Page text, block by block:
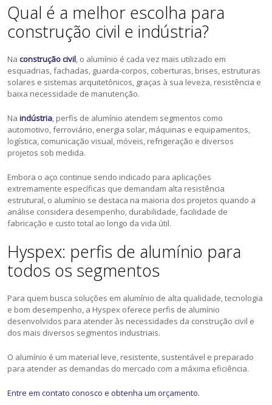
Qual é a melhor escolha para
construção civil e indústria?
Naconstrução civil , o alumínio é cada vez mais utilizado em
esquadrias, fachadas, guarda-corpos, coberturas, brises, estruturas
solares e sistemas arquitetônicos, graças à sua leveza, resistência e
baixa necessidade de manutenção.
Naindústria , perfis de alumínio atendem segmentos como
automotivo, ferroviário, energia solar, máquinas e equipamentos,
logística, comunicação visual, móveis, refrigeração e diversos
projetos sob medida.
Embora o aço continue sendo indicado para aplicações
extremamente específicas que demandam alta resistência
estrutural, o alumínio se destaca na maioria dos projetos quando a
análise considera desempenho, durabilidade, facilidade de
fabricação e custo total ao longo da vida útil.
Hyspex: perfis de alumínio para
todos os segmentos
Para quem busca soluções em alumínio de alta qualidade, tecnologia
e bom desempenho, a Hyspex oferece perfis de alumínio
desenvolvidos para atender às necessidades da construção civil e
dos mais diversos segmentos industriais.
O alumínio é um material leve, resistente, sustentável e preparado
para atender as demandas do mercado com a máxima eficiência.
Entre em contato conosco e obtenha um orçamento.